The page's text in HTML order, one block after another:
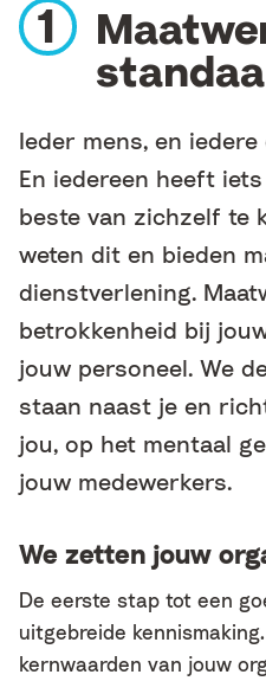
Ieder mens, en
En iedereen heeft
beste van zichzelf te
weten dit en bieden
dienstverlening.
betrokkenheid bij
jouw personeel. We
staan naast je en
jou, op het mentaal
jouw medewerkers.
We zetten jouw
De eerste stap tot een
uitgebreide
kernwaarden van jouw